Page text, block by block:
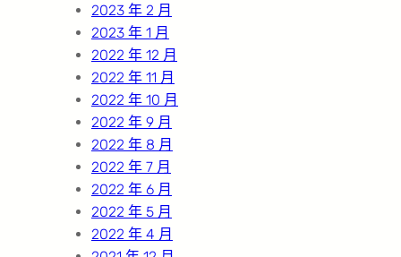
2023 年 2 月
2023 年 1 月
2022 年 12 月
2022 年 11 月
2022 年 10 月
2022 年 9 月
2022 年 8 月
2022 年 7 月
2022 年 6 月
2022 年 5 月
2022 年 4 月